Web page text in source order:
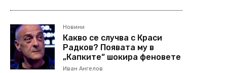
Новини
Какво се случва с Краси
Радков? Появата му в
„Капките“ шокира феновете
Иван Ангелов